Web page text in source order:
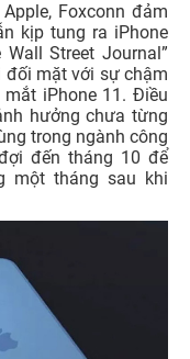
Foxconn đảm
kịp tung ra iPhone
Street Journal”
đối mặt với sự chậm
iPhone 11. Điều
hưởng chưa từng
trong ngành công
đến tháng 10 để
một tháng sau khi